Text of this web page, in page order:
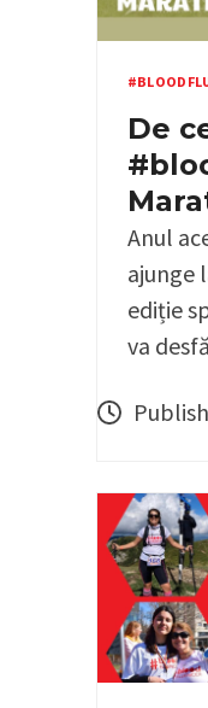
De
Anul
ajunge
ediție
va